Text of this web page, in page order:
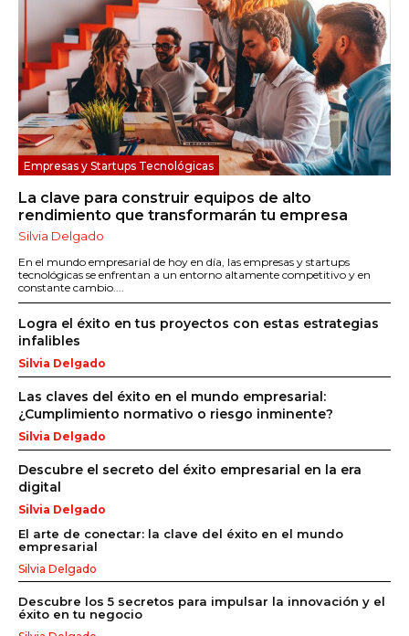
Empresas y Startups Tecnológicas
La clave para construir equipos de alto
rendimiento que transformarán tu empresa
Silvia Delgado
En el mundo empresarial de hoy en día, las empresas y startups
tecnológicas se enfrentan a un entorno altamente competitivo y en
constante cambio....
Logra el éxito en tus proyectos con estas estrategias
infalibles
Silvia Delgado
Las claves del éxito en el mundo empresarial:
¿Cumplimiento normativo o riesgo inminente?
Silvia Delgado
Descubre el secreto del éxito empresarial en la era
digital
Silvia Delgado
El arte de conectar: la clave del éxito en el mundo
empresarial
Silvia Delgado
Descubre los 5 secretos para impulsar la innovación y el
éxito en tu negocio